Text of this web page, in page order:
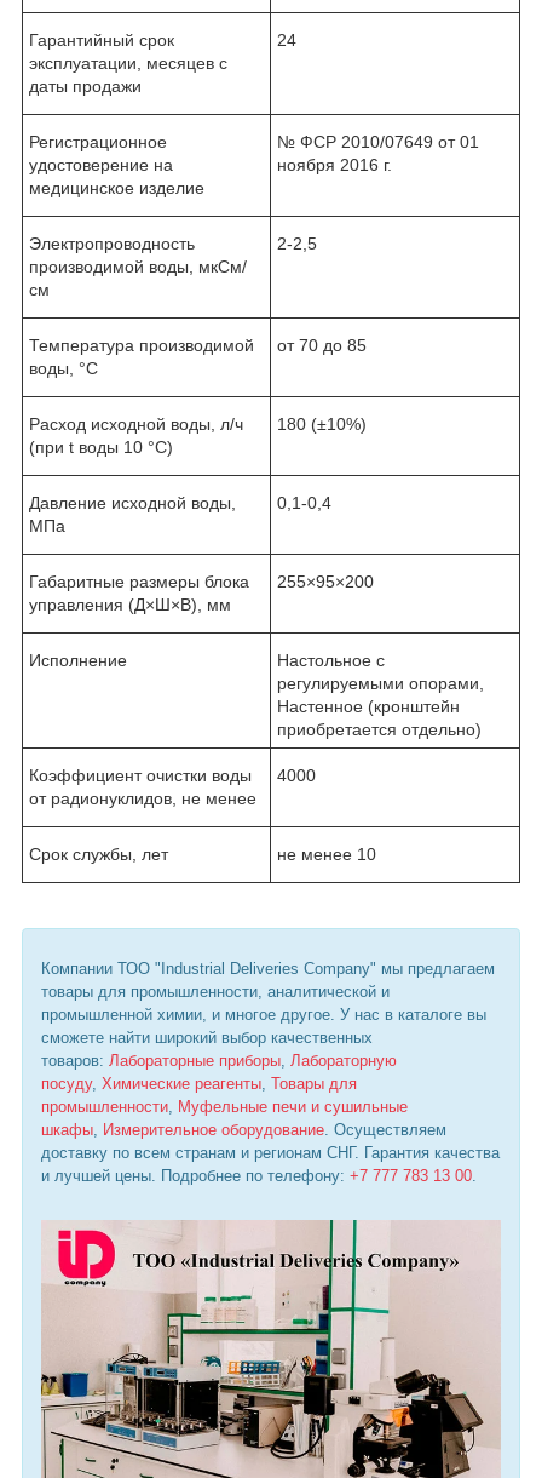
Гарантийный срок
эксплуатации, месяцев с
даты продажи
24
Регистрационное
удостоверение на
медицинское изделие
№ ФСР 2010/07649 от 01
ноября 2016 г.
Электропроводность
производимой воды, мкСм/
см
2-2,5
Температура производимой
воды, °С
от 70 до 85
Расход исходной воды, л/ч
(при t воды 10 °С)
180 (±10%)
Давление исходной воды,
МПа
0,1-0,4
Габаритные размеры блока
управления (Д×Ш×В), мм
255×95×200
Исполнение
Настольное с
регулируемыми опорами,
Настенное (кронштейн
приобретается отдельно)
Коэффициент очистки воды
от радионуклидов, не менее
4000
Срок службы, лет не менее 10
Компании ТОО "Industrial Deliveries Company" мы предлагаем
товары для промышленности, аналитической и
промышленной химии, и многое другое. У нас в каталоге вы
сможете найти широкий выбор качественных
товаров: Лабораторные приборы Лабораторную
посуду, Химические реагенты Товары для
промышленности
Муфельные печи и сушильные
шкафы
Измерительное оборудование . Осуществляем
доставку по всем странам и регионам СНГ. Гарантия качества
и лучшей цены. Подробнее по телефону: +7 777 783 13 00